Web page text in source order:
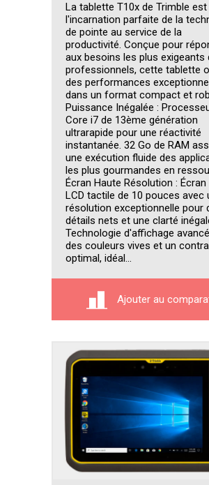
La tablette T10x de Trimble est
l'incarnation parfaite de la
de pointe au service de la
productivité. Conçue pour
aux besoins les plus exigeants
professionnels, cette tablette
des performances
dans un format compact et
Puissance Inégalée :
Core i7 de 13ème génération
ultrarapide pour une réactivité
instantanée. 32 Go de RAM
une exécution fluide des
les plus gourmandes en
Écran Haute Résolution : Écran
LCD tactile de 10 pouces avec
résolution exceptionnelle pour
détails nets et une clarté
Technologie d'affichage
des couleurs vives et un
optimal, idéal...
Ajouter au